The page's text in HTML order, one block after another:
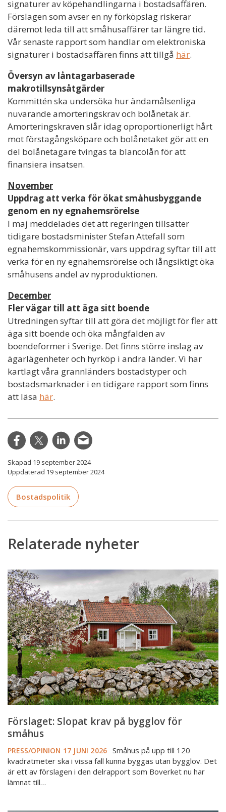
signaturer av köpehandlingarna i bostadsaffären.
Förslagen som avser en ny förköpslag riskerar
däremot leda till att småhusaffärer tar längre tid.
Vår senaste rapport som handlar om elektroniska
signaturer i bostadsaffären finns att tillgå här.
Översyn av låntagarbaserade
makrotillsynsåtgärder
Kommittén ska undersöka hur ändamålsenliga
nuvarande amorteringskrav och bolånetak är.
Amorteringskraven slår idag oproportionerligt hårt
mot förstagångsköpare och bolånetaket gör att en
del bolånetagare tvingas ta blancolån för att
finansiera insatsen.
November
Uppdrag att verka för ökat småhusbyggande
genom en ny egnahemsrörelse
I maj meddelades det att regeringen tillsätter
tidigare bostadsminister Stefan Attefall som
egnahemskommissionär, vars uppdrag syftar till att
verka för en ny egnahemsrörelse och långsiktigt öka
småhusens andel av nyproduktionen.
December
Fler vägar till att äga sitt boende
Utredningen syftar till att göra det möjligt för fler att
äga sitt boende och öka mångfalden av
boendeformer i Sverige. Det finns större inslag av
ägarlägenheter och hyrköp i andra länder. Vi har
kartlagt våra grannländers bostadstyper och
bostadsmarknader i en tidigare rapport som finns
att läsa här.
Skapad 19 september 2024
Uppdaterad 19 september 2024
Bostadspolitik
Relaterade nyheter
Förslaget:
Slopat
krav
på
bygglov
för
småhus
Förslaget: Slopat krav på bygglov för
småhus
PRESS/OPINION 17 JUNI 2026 Småhus på upp till 120
kvadratmeter ska i vissa fall kunna byggas utan bygglov. Det
är ett av förslagen i den delrapport som Boverket nu har
lämnat till…
Arvsskiften